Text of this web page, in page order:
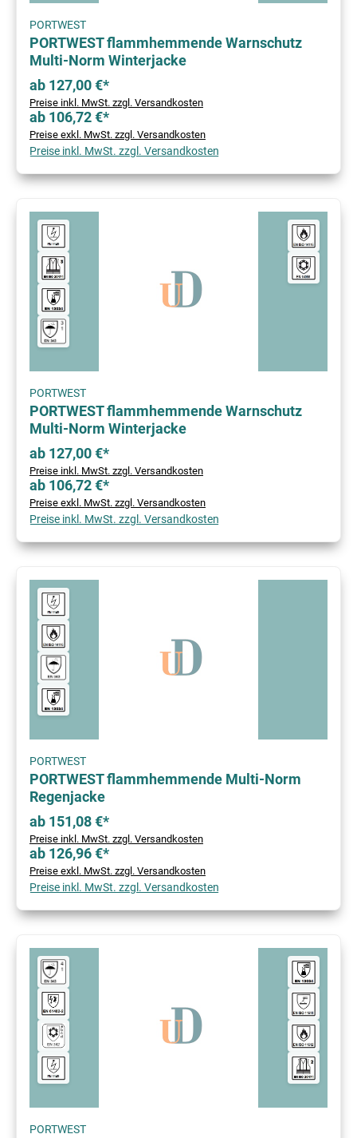
PORTWEST
PORTWEST flammhemmende Warnschutz
Multi-Norm Winterjacke
ab 127,00 €*
Preise inkl. MwSt. zzgl. Versandkosten
ab 106,72 €*
Preise exkl. MwSt. zzgl. Versandkosten
Preise inkl. MwSt. zzgl. Versandkosten
PORTWEST
PORTWEST flammhemmende Warnschutz
Multi-Norm Winterjacke
ab 127,00 €*
Preise inkl. MwSt. zzgl. Versandkosten
ab 106,72 €*
Preise exkl. MwSt. zzgl. Versandkosten
Preise inkl. MwSt. zzgl. Versandkosten
PORTWEST
PORTWEST flammhemmende Multi-Norm
Regenjacke
ab 151,08 €*
Preise inkl. MwSt. zzgl. Versandkosten
ab 126,96 €*
Preise exkl. MwSt. zzgl. Versandkosten
Preise inkl. MwSt. zzgl. Versandkosten
PORTWEST